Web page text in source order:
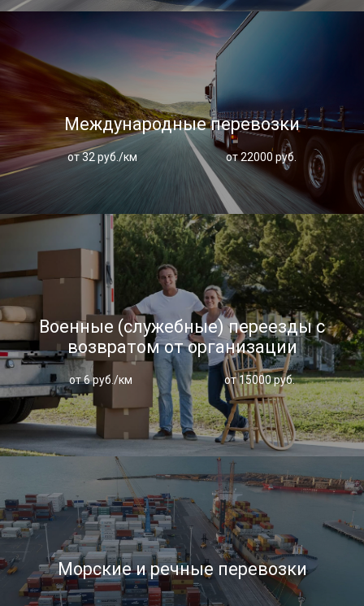
Международные перевозки
от 32 руб./км от 22000 руб.
Военные (служебные) переезды с
возвратом от организации
от 6 руб./км от 15000 руб.
Морские и речные перевозки